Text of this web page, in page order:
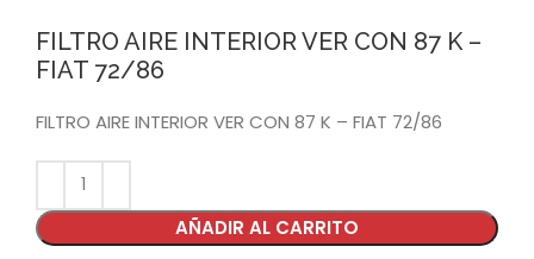
FILTRO AIRE INTERIOR VER CON 87 K –
FIAT 72/86
FILTRO AIRE INTERIOR VER CON 87 K – FIAT 72/86
AÑADIR AL CARRITO